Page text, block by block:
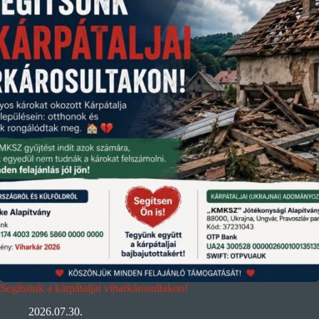
Segítsünk a kárpátaljai viharkárosultakon!
2026.07.30.